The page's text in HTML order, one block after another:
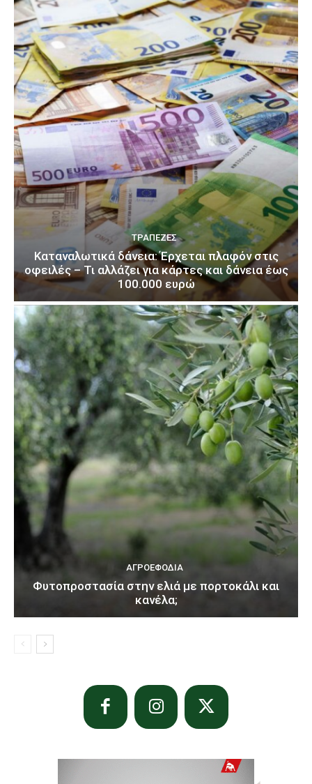
ΤΡΆΠΕΖΕΣ
Καταναλωτικά δάνεια: Έρχεται πλαφόν στις
οφειλές – Τι αλλάζει για κάρτες και δάνεια έως
100.000 ευρώ
ΑΓΡΟΕΦΌΔΙΑ
Φυτοπροστασία στην ελιά με πορτοκάλι και
κανέλα;